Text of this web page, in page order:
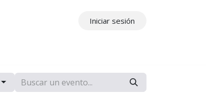
Iniciar sesión